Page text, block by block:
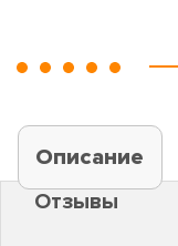
Описание
Отзывы